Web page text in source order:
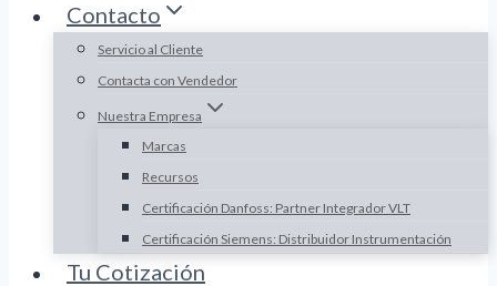
Contacto
Servicio al Cliente
Contacta con Vendedor
Nuestra Empresa
Marcas
Recursos
Certificación Danfoss: Partner Integrador VLT
Certificación Siemens: Distribuidor Instrumentación
Tu Cotización